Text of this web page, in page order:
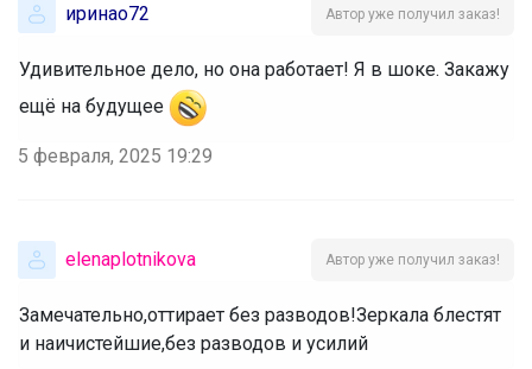
иринао72 Автор уже получил заказ!
Удивительное дело, но она работает! Я в шоке. Закажу
ещё на будущее
5 февраля, 2025 19:29
elenaplotnikova Автор уже получил заказ!
Замечательно,оттирает без разводов!Зеркала блестят
и наичистейшие,без разводов и усилий